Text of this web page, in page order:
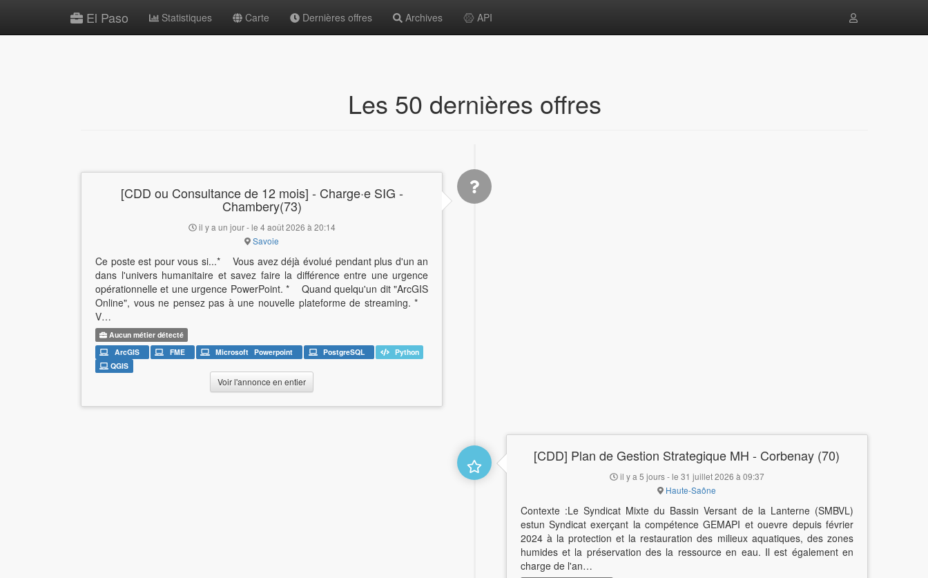
El Paso Statistiques Carte Dernières offres Archives API
Les 50 dernières offres
[CDD ou Consultance de 12 mois] - Charge·e SIG -
Chambery(73)
il y a un jour - le 4 août 2026 à 20:14
Savoie
Ce poste est pour vous si...* Vous avez déjà évolué pendant plus d'un an
dans l'univers humanitaire et savez faire la différence entre une urgence
opérationnelle et une urgence PowerPoint. * Quand quelqu'un dit "ArcGIS
Online", vous ne pensez pas à une nouvelle plateforme de streaming. *
V…
Aucun métier détecté
ArcGIS
FME Microsoft Powerpoint PostgreSQL
Python
QGIS
Voir l'annonce en entier
[CDD] Plan de Gestion Strategique MH - Corbenay (70)
il y a 5 jours - le 31 juillet 2026 à 09:37
Haute-Saône
Contexte :Le Syndicat Mixte du Bassin Versant de la Lanterne (SMBVL)
estun Syndicat exerçant la compétence GEMAPI et ouevre depuis février
2024 à la protection et la restauration des milieux aquatiques, des zones
humides et la préservation des la ressource en eau. Il est également en
charge de l'an…